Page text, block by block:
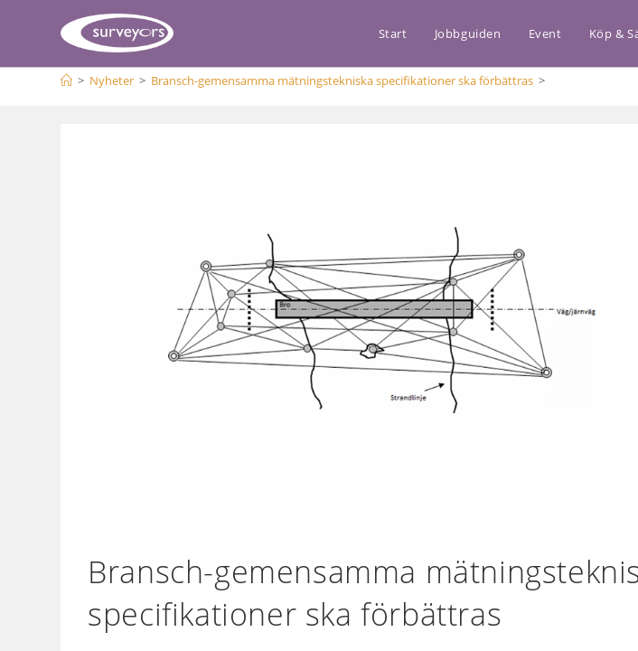
Start Jobbguiden Event Köp &
> Nyheter > Bransch-gemensamma mätningstekniska specifikationer ska förbättras >
Bransch-gemensamma
specifikationer ska förbättras